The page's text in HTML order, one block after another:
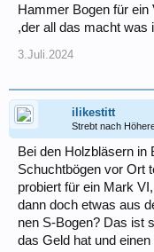
Hammer Bogen für
,der all das macht was
3.Juli.2024
ilikestitt
Strebt nach
Bei den Holzbläsern in
Schuchtbögen vor Ort
probiert für ein Mark
dann doch etwas aus
nen S-Bogen? Das ist
das Geld hat und